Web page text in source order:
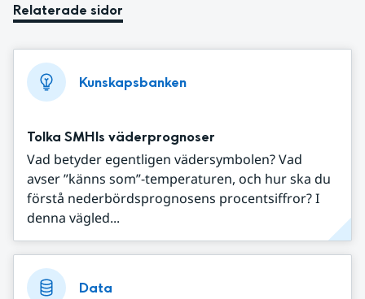
Relaterade sidor
Kunskapsbanken
Tolka SMHIs väderprognoser
Vad betyder egentligen vädersymbolen? Vad
avser ”känns som”-temperaturen, och hur ska du
förstå nederbördsprognosens procentsiffror? I
denna vägled...
Data